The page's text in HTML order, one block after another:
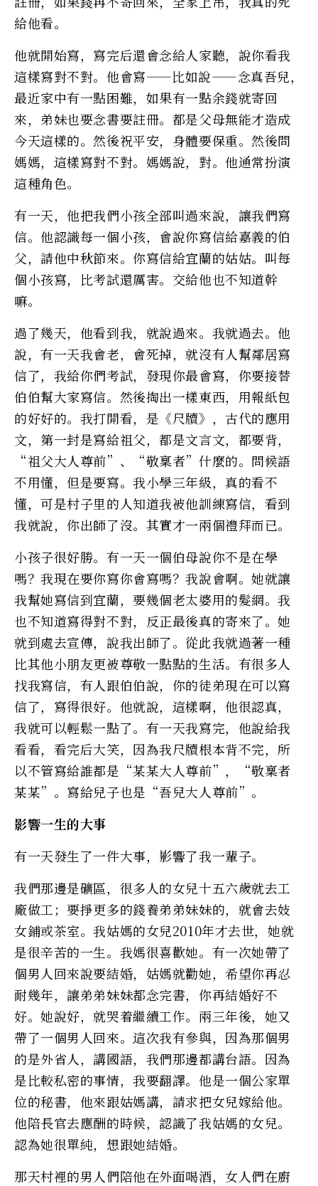
給他看。
他就開始寫，寫完后還會念給人家聽，說你看我
這樣寫對不對。他會寫——比如說——念真吾兒，
最近家中有一點困難，如果有一點余錢就寄回
來，弟妹也要念書要註冊。都是父母無能才造成
今天這樣的。然後祝平安，身體要保重。然後問
媽媽，這樣寫對不對。媽媽說，對。他通常扮演
這種角色。
有一天，他把我們小孩全部叫過來說，讓我們寫
信。他認識每一個小孩，會說你寫信給嘉義的伯
父，請他中秋節來。你寫信給宜蘭的姑姑。叫每
個小孩寫，比考試還厲害。交給他也不知道幹
嘛。
過了幾天，他看到我，就說過來。我就過去。他
說，有一天我會老，會死掉，就沒有人幫鄰居寫
信了，我給你們考試，發現你最會寫，你要接替
伯伯幫大家寫信。然後掏出一樣東西，用報紙包
的好好的。我打開看，是《尺牘》，古代的應用
文，第一封是寫給祖父，都是文言文，都要背，
“祖父大人尊前”、“敬稟者”什麼的。問候語
不用懂，但是要寫。我小學三年級，真的看不
懂，可是村子里的人知道我被他訓練寫信，看到
我就說，你出師了沒。其實才一兩個禮拜而已。
小孩子很好勝。有一天一個伯母說你不是在學
嗎？我現在要你寫你會寫嗎？我說會啊。她就讓
我幫她寫信到宜蘭，要幾個老太婆用的髮網。我
也不知道寫得對不對，反正最後真的寄來了。她
就到處去宣傳，說我出師了。從此我就過著一種
比其他小朋友更被尊敬一點點的生活。有很多人
找我寫信，有人跟伯伯說，你的徒弟現在可以寫
信了，寫得很好。他就說，這樣啊，他很認真，
我就可以輕鬆一點了。有一天我寫完，他說給我
看看，看完后大笑，因為我尺牘根本背不完，所
以不管寫給誰都是“某某大人尊前”，“敬稟者
某某”。寫給兒子也是“吾兒大人尊前”。
影響一生的大事
有一天發生了一件大事，影響了我一輩子。
我們那邊是礦區，很多人的女兒十五六歲就去工
廠做工；要掙更多的錢養弟弟妹妹的，就會去妓
女鋪或茶室。我姑媽的女兒2010年才去世，她就
是很辛苦的一生。我媽很喜歡她。有一次她帶了
個男人回來說要結婚，姑媽就勸她，希望你再忍
耐幾年，讓弟弟妹妹都念完書，你再結婚好不
好。她說好，就哭着繼續工作。兩三年後，她又
帶了一個男人回來。這次我有參與，因為那個男
的是外省人，講國語，我們那邊都講台語。因為
是比較私密的事情，我要翻譯。他是一個公家單
位的秘書，他來跟姑媽講，請求把女兒嫁給他。
他陪長官去應酬的時候，認識了我姑媽的女兒。
認為她很單純，想跟她結婚。
那天村裡的男人們陪他在外面喝酒，女人們在廚